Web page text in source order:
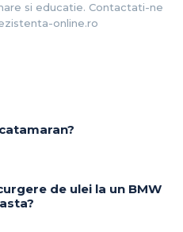
si educatie. Contactati-ne
online.ro
de ulei la un BMW